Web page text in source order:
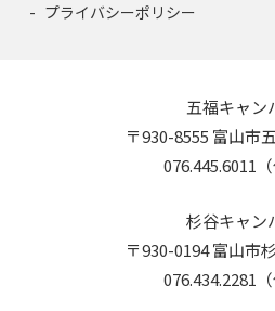
プライバシーポリシー
五福キャン
〒930-8555 富山市
076.445.6011（
杉谷キャン
〒930-0194 富山市
076.434.2281（